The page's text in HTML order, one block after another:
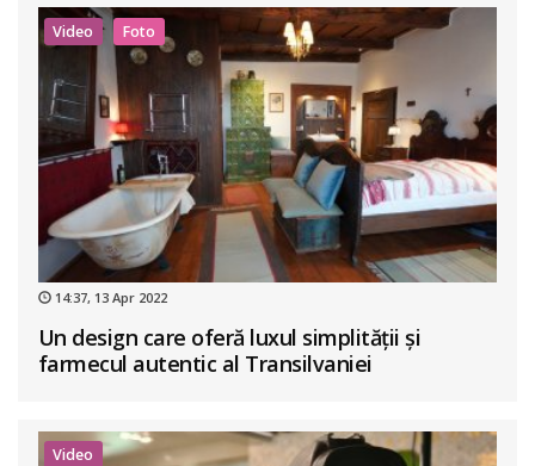
Video Foto
14:37, 13 Apr 2022
Un design care oferă luxul simplității și
farmecul autentic al Transilvaniei
Video